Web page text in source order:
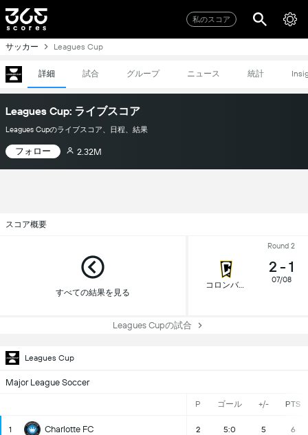
私のスコア
サッカー Leagues Cup
詳細 試合 グループ ニュース 統計
Leagues Cup: ライブスコア
Leagues Cupのライブスコア、日程、結果
フォロー 2.32M
スコア概要
すべての結果を見る
Round 2
コロンバス・クルー
2 - 1
07/08
Leagues Cupの試合
Leagues Cup
Major League Soccer
P ゴール +/- PTS
1 Charlotte FC 2 5:0 5 6